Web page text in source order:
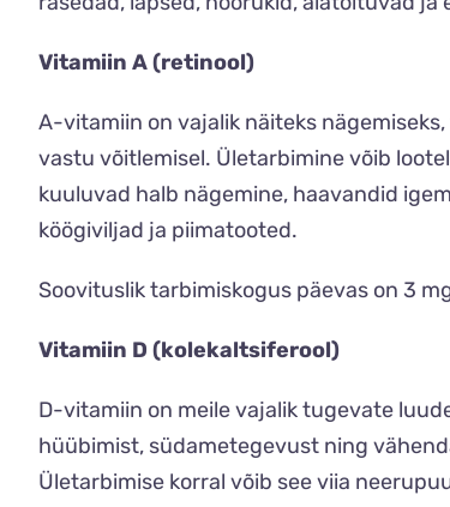
Vitamiin A (retinool)
A-vitamiin on vajalik näiteks
vastu võitlemisel. Ületarbimine võib
kuuluvad halb nägemine, haavandid
köögiviljad ja piimatooted.
Soovituslik tarbimiskogus päevas on 3
Vitamiin D (kolekaltsiferool)
D-vitamiin on meile vajalik tugevate
hüübimist, südametegevust ning
Ületarbimise korral võib see viia